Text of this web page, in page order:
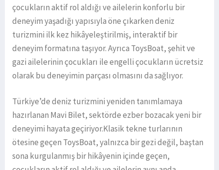
çocukların aktif rol aldığı ve ailelerin konforlu bir
deneyim yaşadığı yapısıyla öne çıkarken deniz
turizmini ilk kez hikâyeleştirilmiş, interaktif bir
deneyim formatına taşıyor. Ayrıca ToysBoat, şehit ve
gazi ailelerinin çocukları ile engelli çocukların ücretsiz
olarak bu deneyimin parçası olmasını da sağlıyor.
Türkiye’de deniz turizmini yeniden tanımlamaya
hazırlanan Mavi Bilet, sektörde ezber bozacak yeni bir
deneyimi hayata geçiriyor.Klasik tekne turlarının
ötesine geçen ToysBoat, yalnızca bir gezi değil, baştan
sona kurgulanmış bir hikâyenin içinde geçen,